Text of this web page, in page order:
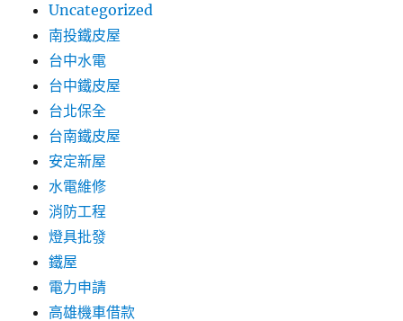
Uncategorized
南投鐵皮屋
台中水電
台中鐵皮屋
台北保全
台南鐵皮屋
安定新屋
水電維修
消防工程
燈具批發
鐵屋
電力申請
高雄機車借款